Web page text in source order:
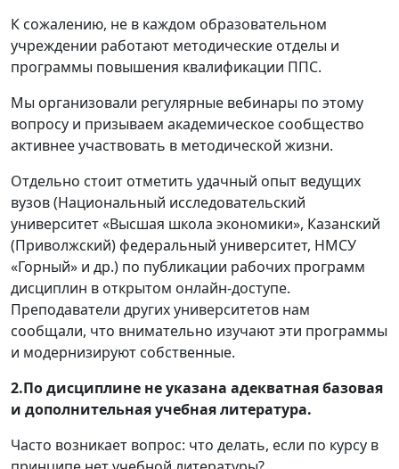
К сожалению, не в каждом образовательном
учреждении работают методические отделы и
программы повышения квалификации ППС.
Мы организовали регулярные вебинары по этому
вопросу и призываем академическое сообщество
активнее участвовать в методической жизни.
Отдельно стоит отметить удачный опыт ведущих
вузов (Национальный исследовательский
университет «Высшая школа экономики», Казанский
(Приволжский) федеральный университет, НМСУ
«Горный» и др.) по публикации рабочих программ
дисциплин в открытом онлайн-доступе.
Преподаватели других университетов нам
сообщали, что внимательно изучают эти программы
и модернизируют собственные.
2.По дисциплине не указана адекватная базовая
и дополнительная учебная литература.
Часто возникает вопрос: что делать, если по курсу в